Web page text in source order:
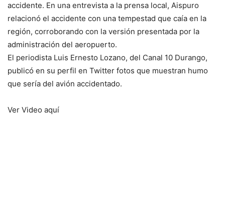
accidente. En una entrevista a la prensa local, Aispuro
relacionó el accidente con una tempestad que caía en la
región, corroborando con la versión presentada por la
administración del aeropuerto.
El periodista Luis Ernesto Lozano, del Canal 10 Durango,
publicó en su perfil en Twitter fotos que muestran humo
que sería del avión accidentado.
Ver Video aquí